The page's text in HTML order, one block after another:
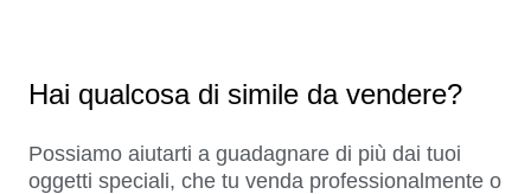
Hai qualcosa di simile da vendere?
Possiamo aiutarti a guadagnare di più dai tuoi
oggetti speciali, che tu venda professionalmente o